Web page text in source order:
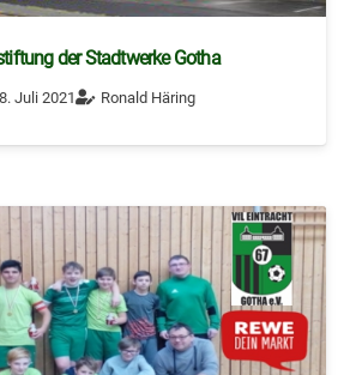
der Stadtwerke Gotha
8. Juli 2021 Ronald Häring